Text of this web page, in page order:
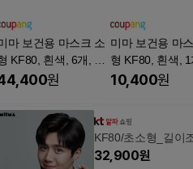
마 보건용 마스크 소
KF80, 흰색, 6개, 10
입
원
미마 보건용 마
형 KF80, 흰색, 1
개입
10,400원
KF80/초소형_길이
32,900원